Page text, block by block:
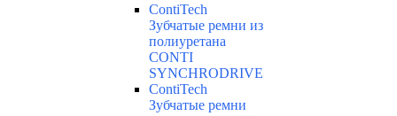
ContiTech
Зубчатые ремни из
полиуретана
CONTI
SYNCHRODRIVE
ContiTech
Зубчатые ремни